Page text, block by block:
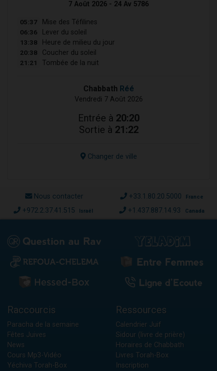
7 Août 2026 - 24 Av 5786
05:37 Mise des Téfilines
06:36 Lever du soleil
13:38 Heure de milieu du jour
20:38 Coucher du soleil
21:21 Tombée de la nuit
Chabbath Réé
Vendredi 7 Août 2026
Entrée à 20:20
Sortie à 21:22
Changer de ville
Nous contacter +33.1.80.20.5000 France
+972.2.37.41.515 Israël +1.437.887.14.93 Canada
Raccourcis
Paracha de la semaine
Fêtes Juives
News
Cours Mp3-Vidéo
Yéchiva Torah-Box
Ressources
Calendrier Juif
Sidour (livre de prière)
Horaires de Chabbath
Livres Torah-Box
Inscription